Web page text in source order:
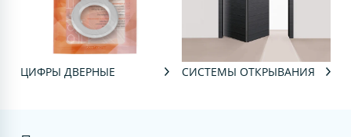
ЦИФРЫ ДВЕРНЫЕ СИСТЕМЫ ОТКРЫВАНИЯ